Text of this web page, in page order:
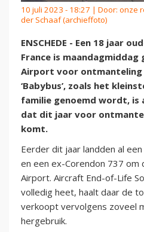
10 juli 2023 - 18:27 | Door: onze
der Schaaf (archieffoto)
ENSCHEDE - Een 18 jaar
France is
Airport voor ontmanteling
‘Babybus’, zoals het
familie genoemd wordt,
dat dit jaar voor
komt.
Eerder dit jaar landden al
en een ex-Corendon 737
Airport. Aircraft End-of-Life
volledig heet, haalt daar de
verkoopt vervolgens zoveel
hergebruik.